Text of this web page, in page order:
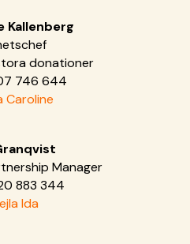
Kallenberg
donationer
746 644
Caroline
Manager
883 344
Ida